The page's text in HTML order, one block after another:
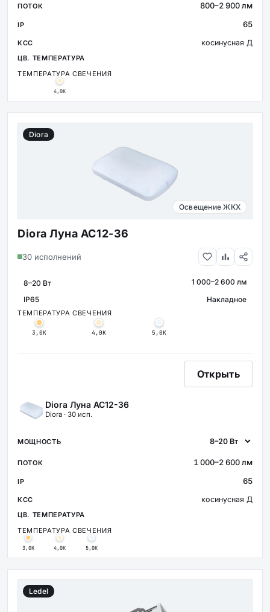
800–2 900 лм
65
косинусная Д
ТЕМПЕРАТУРА СВЕЧЕНИЯ
4,0К
Diora
Освещение ЖКХ
Diora Луна AC12-36
30 исполнений
МОЩНОСТЬ СВЕТОВОЙ ПОТОК
1 000–2 600 лм
ЗАЩИТА
IP65 Накладное
ТЕМПЕРАТУРА СВЕЧЕНИЯ
3,0К 4,0К 5,0К
Открыть
Diora Луна AC12-36
Diora · 30 исп.
1 000–2 600 лм
65
косинусная Д
ТЕМПЕРАТУРА СВЕЧЕНИЯ
3,0К 4,0К 5,0К
Ledel